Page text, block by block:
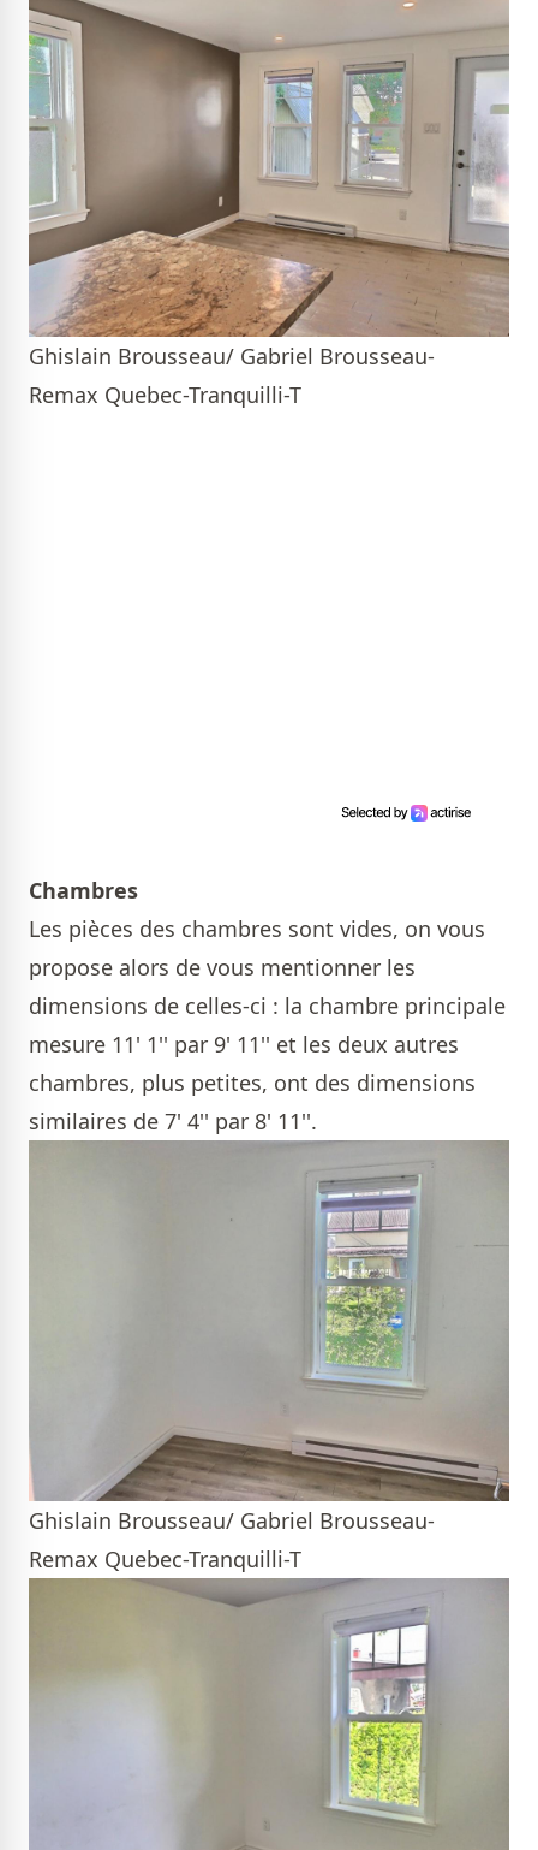
Ghislain Brousseau/ Gabriel Brousseau-
Remax Quebec-Tranquilli-T
Chambres
Les pièces des chambres sont vides, on vous
propose alors de vous mentionner les
dimensions de celles-ci : la chambre principale
mesure 11' 1'' par 9' 11'' et les deux autres
chambres, plus petites, ont des dimensions
similaires de 7' 4'' par 8' 11''.
Ghislain Brousseau/ Gabriel Brousseau-
Remax Quebec-Tranquilli-T